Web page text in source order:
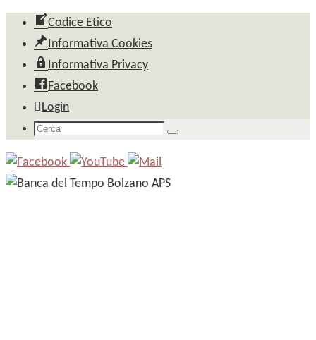
Salta
contenuto
Codice Etico
Informativa Cookies
Informativa Privacy
Facebook
Login
Cerca
Cerca